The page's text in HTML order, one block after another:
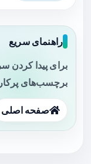
راهنمای سریع
برای پیدا کردن
برچسب‌های
صفحه اصلی